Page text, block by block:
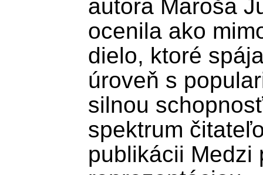
autora Maroša
ocenila ako
dielo, ktoré
úroveň s
silnou
spektrum
publikácii Medzi